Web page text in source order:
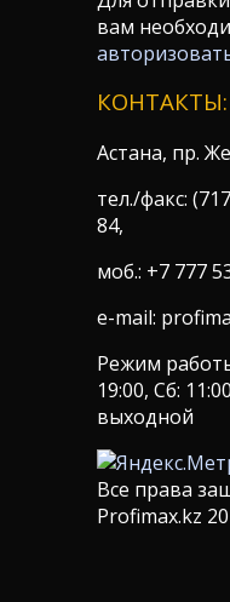
вам
КОНТАКТЫ:
Астана, пр.
тел./факс:
84,
моб.: +7 777
e-mail:
Режим
19:00, Сб:
выходной
Все права
Profimax.kz